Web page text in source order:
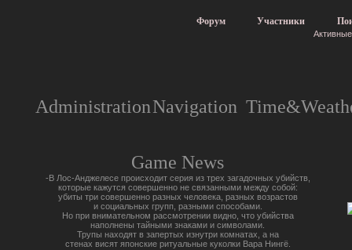
Форум Участники
AdministrationNavigation
Game News
-В Лос-Анджелесе происходит серия из трех загадочных убийств,
которые кажутся совершенно не связанными между собой:
убиты три совершенно разных человека, разных возрастов
и социальных групп, разными способами.
Но при внимательном рассмотрении видно, что убийства
наполнены тайными знаками и символами.
Трупы находят в запертых изнутри комнатах, а на
стенах висят японские ритуальные куколки Вара Нингё.